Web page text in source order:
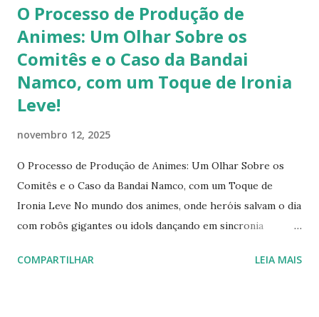
O Processo de Produção de
Animes: Um Olhar Sobre os
Comitês e o Caso da Bandai
Namco, com um Toque de Ironia
Leve!
novembro 12, 2025
O Processo de Produção de Animes: Um Olhar Sobre os
Comitês e o Caso da Bandai Namco, com um Toque de
Ironia Leve No mundo dos animes, onde heróis salvam o dia
com robôs gigantes ou idols dançando em sincronia
faz tudo funcionar — ou pelo menos tenta, sem derrubar o
COMPARTILHAR LEIA MAIS